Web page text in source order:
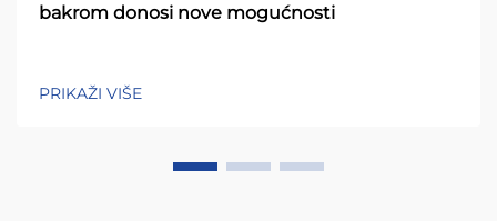
bakrom donosi nove mogućnosti
PRIKAŽI VIŠE